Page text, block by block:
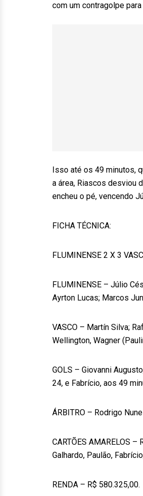
com um contragolpe
Isso até os 49 minutos,
a área, Riascos desviou
encheu o pé, vencendo
FICHA TÉCNICA:
FLUMINENSE 2 X 3
FLUMINENSE – Júlio
Ayrton Lucas; Marcos
VASCO – Martín Silva;
Wellington, Wagner
GOLS – Giovanni
24, e Fabrício, aos 49
ÁRBITRO – Rodrigo
CARTÕES AMARELOS
Galhardo, Paulão,
RENDA – R$ 580.325,00.